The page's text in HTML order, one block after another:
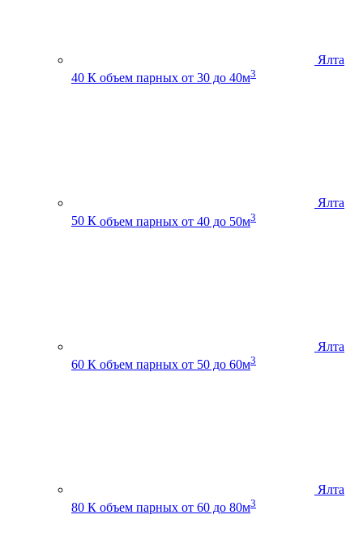
Ялта
40 К объем парных от 30 до 40м3
Ялта
50 К объем парных от 40 до 50м3
Ялта
60 К объем парных от 50 до 60м3
Ялта
80 К объем парных от 60 до 80м3